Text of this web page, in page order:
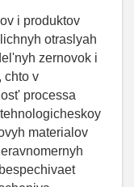
i produktov
otraslyah
zernovok i
chto v
processa
materialov